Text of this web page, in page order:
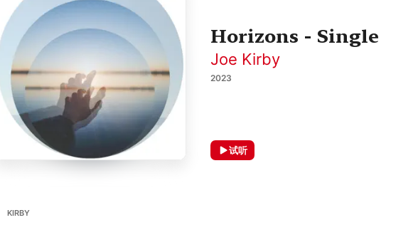
Horizons - Single
Joe Kirby
2023
试听
KIRBY